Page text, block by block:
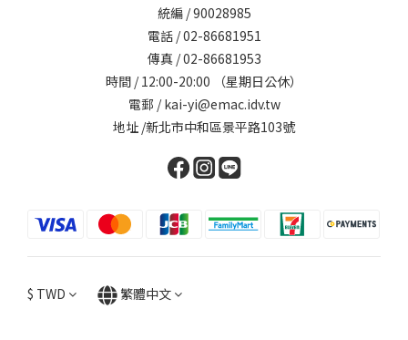
統編 / 90028985
電話 / 02-86681951
傳真 / 02-86681953
時間 / 12:00-20:00 （星期日公休）
電郵 / kai-yi@emac.idv.tw
地址 /新北市中和區景平路103號
$ TWD 繁體中文